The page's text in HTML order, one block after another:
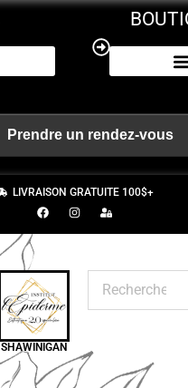
LIVRAISON GRATUITE 100$+
SHAWINIGAN